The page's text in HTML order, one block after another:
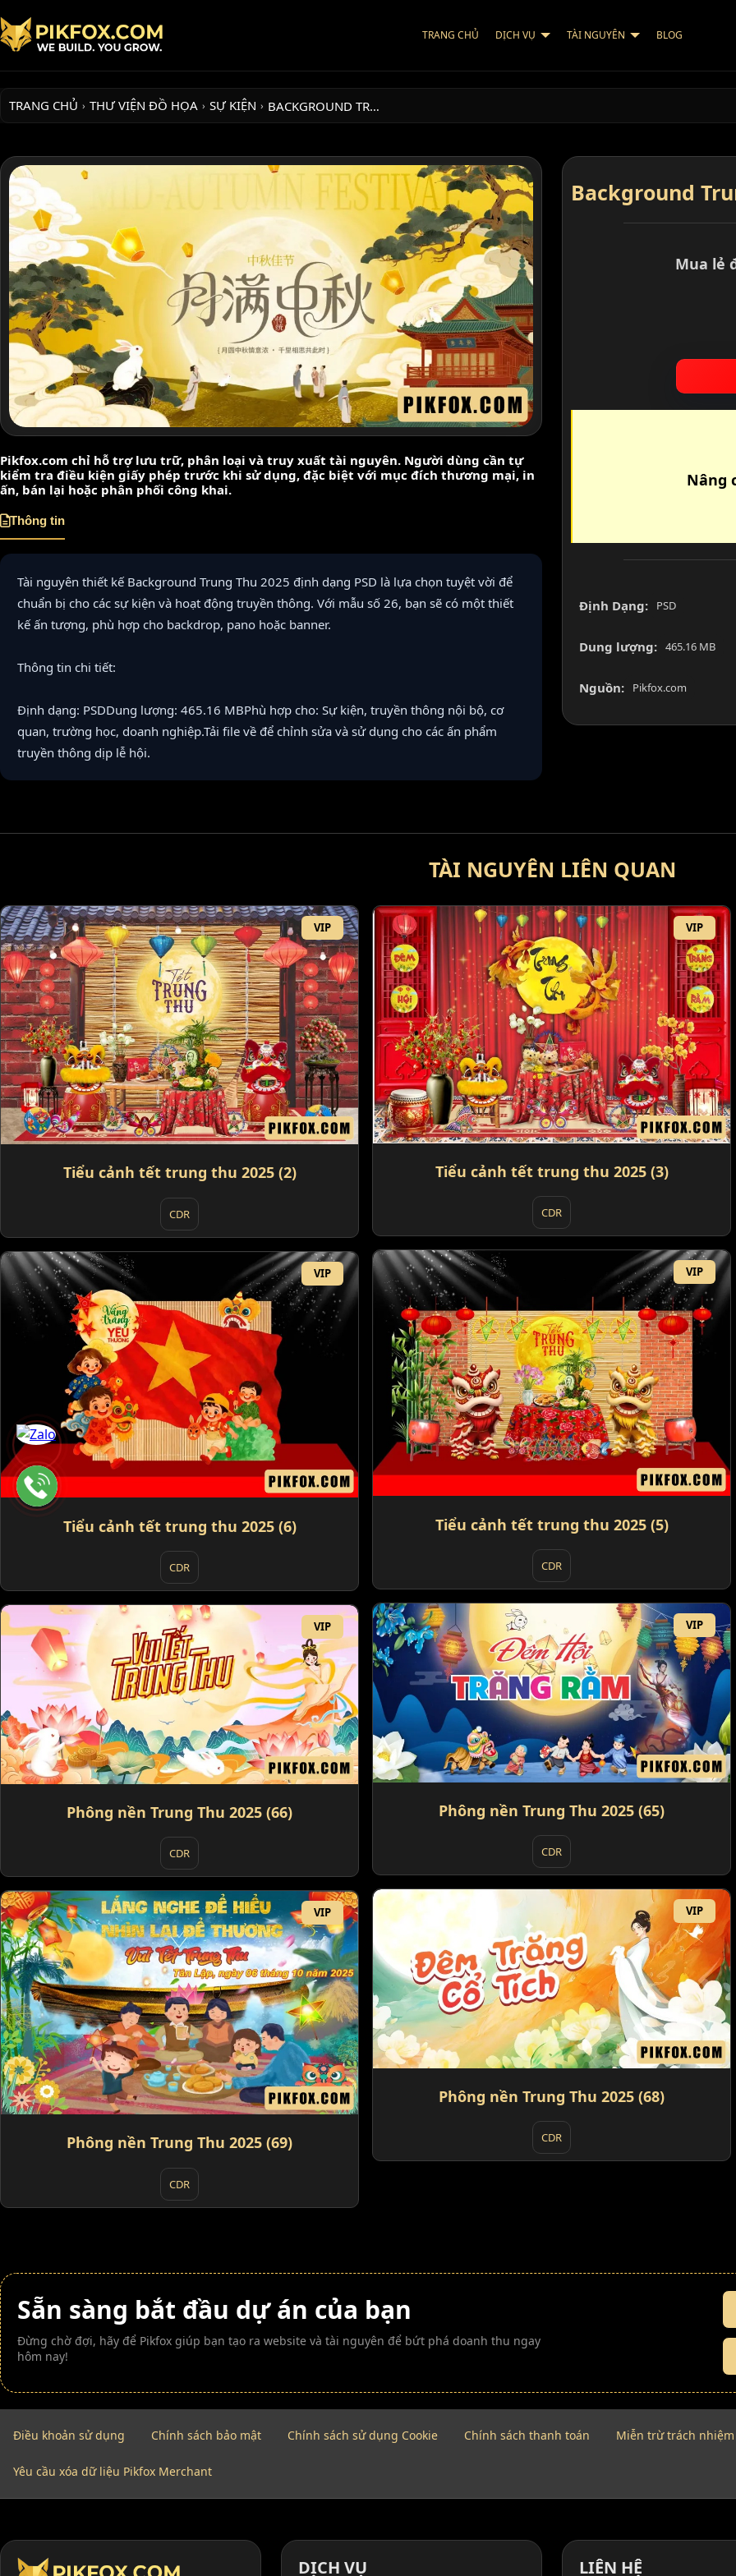
TRANG CHỦ DỊCH VỤ TÀI NGUYÊN BLOG
TRANG CHỦ › THƯ VIỆN ĐỒ HỌA › SỰ KIỆN › BACKGROUND TR…
Pikfox.com chỉ hỗ trợ lưu trữ, phân loại và truy xuất tài nguyên. Người dùng cần tự
kiểm tra điều kiện giấy phép trước khi sử dụng, đặc biệt với mục đích thương mại, in
ấn, bán lại hoặc phân phối công khai.
Thông tin
Tài nguyên thiết kế Background Trung Thu 2025 định dạng PSD là lựa chọn tuyệt vời để
chuẩn bị cho các sự kiện và hoạt động truyền thông. Với mẫu số 26, bạn sẽ có một thiết
kế ấn tượng, phù hợp cho backdrop, pano hoặc banner.
Thông tin chi tiết:
Định dạng: PSDDung lượng: 465.16 MBPhù hợp cho: Sự kiện, truyền thông nội bộ, cơ
quan, trường học, doanh nghiệp.Tải file về để chỉnh sửa và sử dụng cho các ấn phẩm
truyền thông dịp lễ hội.
Background
Mua lẻ
Nâng
Định Dạng: PSD
Dung lượng: 465.16 MB
Nguồn: Pikfox.com
TÀI NGUYÊN LIÊN QUAN
VIP
Tiểu cảnh tết trung thu 2025 (2)
CDR
VIP
Tiểu cảnh tết trung thu 2025 (3)
CDR
VIP
Tiểu cảnh tết trung thu 2025 (5)
CDR
VIP
Tiểu cảnh tết trung thu 2025 (6)
CDR
VIP
Phông nền Trung Thu 2025 (65)
CDR
VIP
Phông nền Trung Thu 2025 (66)
CDR
VIP
Phông nền Trung Thu 2025 (68)
CDR
VIP
Phông nền Trung Thu 2025 (69)
CDR
Sẵn sàng bắt đầu dự án của bạn
Đừng chờ đợi, hãy để Pikfox giúp bạn tạo ra website và tài nguyên để bứt phá doanh thu ngay
hôm nay!
Điều khoản sử dụng Chính sách bảo mật Chính sách sử dụng Cookie Chính sách thanh toán Miễn trừ trách nhiệm
Yêu cầu xóa dữ liệu Pikfox Merchant
DỊCH VỤ LIÊN HỆ